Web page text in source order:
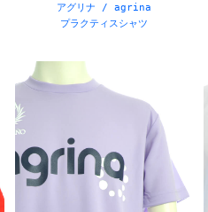
その他アクセサリー
ブルー
パープル
グレー
アグリナ / agrina
プラクティスシャツ